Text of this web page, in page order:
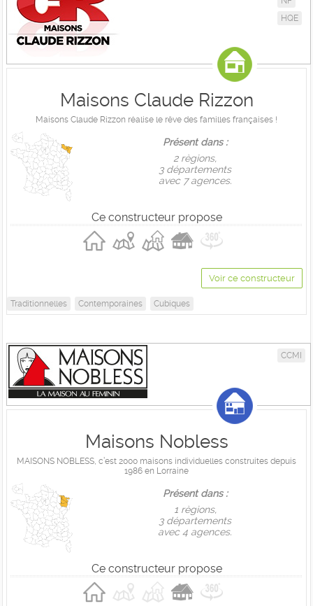
HQE
Maisons Claude Rizzon
Maisons Claude Rizzon réalise le rêve des familles françaises !
Présent dans :
2 règions,
3 départements
avec 7 agences.
Ce constructeur propose
Voir ce constructeur
Traditionnelles Contemporaines Cubiques
CCMI
Maisons Nobless
MAISONS NOBLESS, c’est 2000 maisons individuelles construites depuis
1986 en Lorraine
Présent dans :
1 règions,
3 départements
avec 4 agences.
Ce constructeur propose